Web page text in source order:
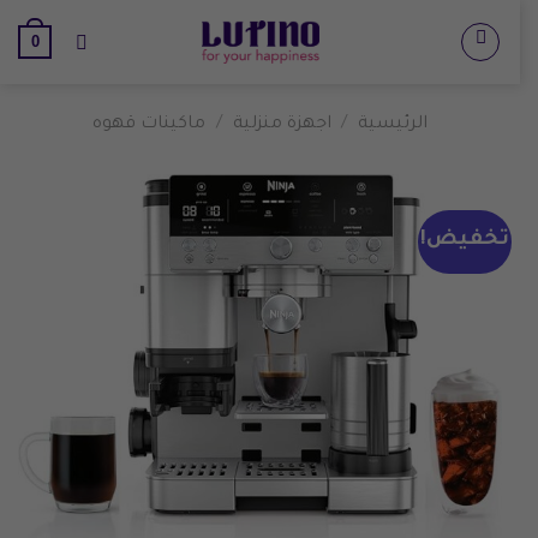
للمحتوى
0
الرئيسية / اجهزة منزلية / ماكينات قهوه
تخفيض!